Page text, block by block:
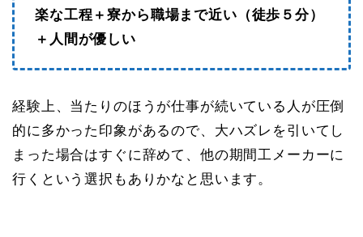
楽な工程＋寮から職場まで近い（徒歩５分）
＋人間が優しい
経験上、当たりのほうが仕事が続いている人が圧倒
的に多かった印象があるので、大ハズレを引いてし
まった場合はすぐに辞めて、他の期間工メーカーに
行くという選択もありかなと思います。